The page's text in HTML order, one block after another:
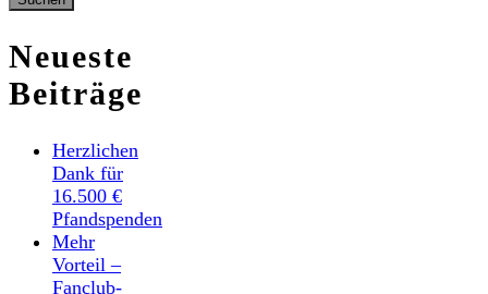
Neueste
Beiträge
Herzlichen
Dank für
16.500 €
Pfandspenden
Mehr
Vorteil –
Fanclub-